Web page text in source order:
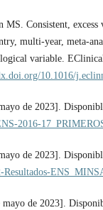
MS. Consistent,
multi-year, meta-
variable.
10.1016/
de 2023].
2016-
de 2023].
Resultados-
de 2023].